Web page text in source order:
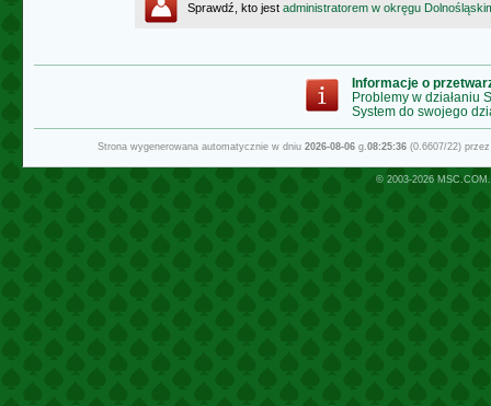
Sprawdź, kto jest administratorem w okręgu
Informacje o
Problemy w działaniu
System do swojego
Strona wygenerowana automatycznie w dniu 2026-08-06g.08:25:36(0.6607/22)
© 2003-2026